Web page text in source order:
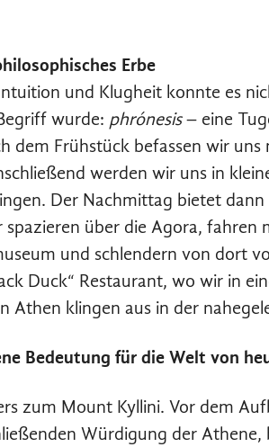
Erbe
und Klugheit konnte es
wurde: phrónesis– eine
dem Frühstück befassen wir
werden wir uns in
Der Nachmittag bietet
über die Agora, fahren
und schlendern von dort
Duck“ Restaurant, wo wir in
Athen klingen aus in der
Bedeutung für die Welt von
zum Mount Kyllini. Vor dem
Würdigung der